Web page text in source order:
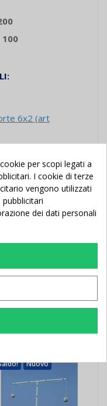
100
6x2 (art
dell'ordine
)
Allegati"---
Nuovo
per scopi legati a
I cookie di terze
vengono utilizzati
dei dati personali